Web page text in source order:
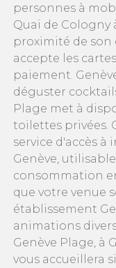
personnes à
Quai de Cologny
proximité de son
accepte les
paiement.
déguster
Plage met à
toilettes privées.
service d'accès
Genève,
consommation
que votre venue
établissement
animations
Genève Plage, à
vous accueillera